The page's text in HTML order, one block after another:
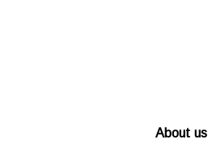
About us